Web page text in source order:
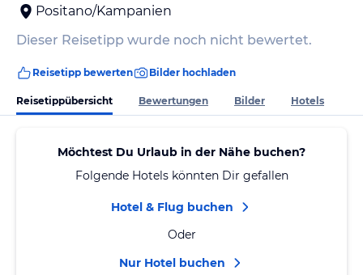
Positano/Kampanien
Dieser Reisetipp wurde noch nicht bewertet.
Reisetipp bewerten Bilder hochladen
Reisetippübersicht Bewertungen Bilder Hotels
Möchtest Du Urlaub in der Nähe buchen?
Folgende Hotels könnten Dir gefallen
Hotel & Flug buchen
Oder
Nur Hotel buchen